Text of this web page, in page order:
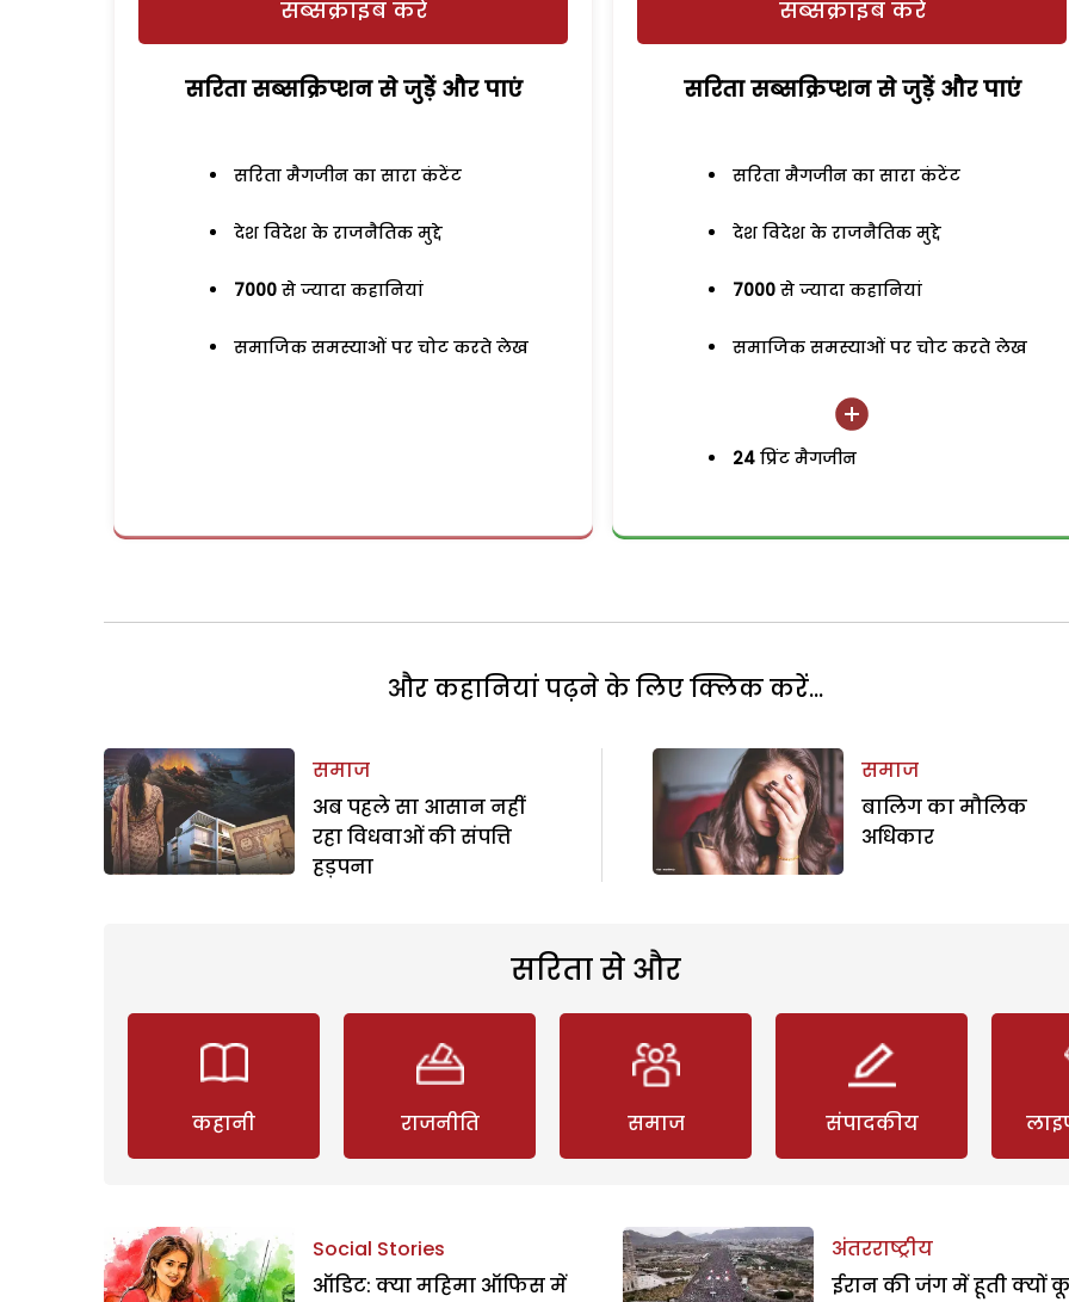
सब्सक्राइब करें
सरिता सब्सक्रिप्शन से जुड़ेें और पाएं
सरिता मैगजीन का सारा कंटेंट
देश विदेश के राजनैतिक मुद्दे
7000 से ज्यादा कहानियां
समाजिक समस्याओं पर चोट करते लेख
सब्सक्राइब करें
सरिता सब्सक्रिप्शन से जुड़ेें और पाएं
सरिता मैगजीन का सारा कंटेंट
देश विदेश के राजनैतिक मुद्दे
7000 से ज्यादा कहानियां
समाजिक समस्याओं पर चोट करते लेख
24 प्रिंट मैगजीन
और कहानियां पढ़ने के लिए क्लिक करें...
समाज
अब पहले सा आसान नहीं
रहा विधवाओं की संपत्ति
हड़पना
समाज
बालिग का मौलिक
अधिकार
सरिता से और
कहानी राजनीति समाज संपादकीय
Social Stories
ऑडिट: क्या महिमा ऑफिस में
अंतरराष्ट्रीय
ईरान की जंग में हूती क्यों